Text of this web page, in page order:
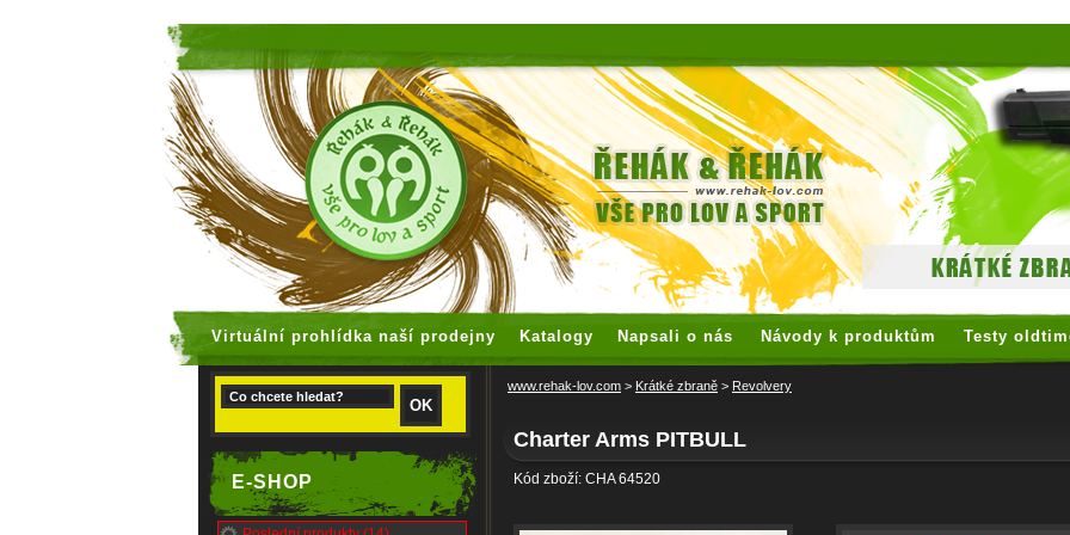
Virtuální prohlídka naší prodejny Katalogy Napsali o nás Návody k produktům Testy
E-SHOP
www.rehak-lov.com > Krátké zbraně > Revolvery
Charter Arms PITBULL
Kód zboží: CHA 64520